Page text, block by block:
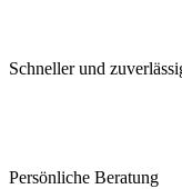
Schneller und
Persönliche Beratung